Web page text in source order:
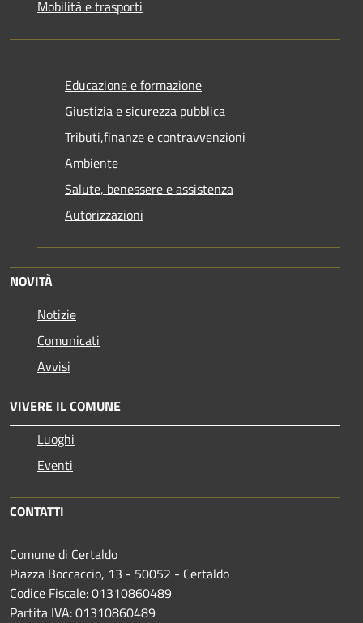
Mobilità e trasporti
Educazione e formazione
Giustizia e sicurezza pubblica
Tributi,finanze e contravvenzioni
Ambiente
Salute, benessere e assistenza
Autorizzazioni
NOVITÀ
Notizie
Comunicati
Avvisi
VIVERE IL COMUNE
Luoghi
Eventi
CONTATTI
Comune di Certaldo
Piazza Boccaccio, 13 - 50052 - Certaldo
Codice Fiscale: 01310860489
Partita IVA: 01310860489